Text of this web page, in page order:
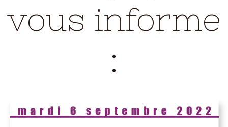
vous informe
: